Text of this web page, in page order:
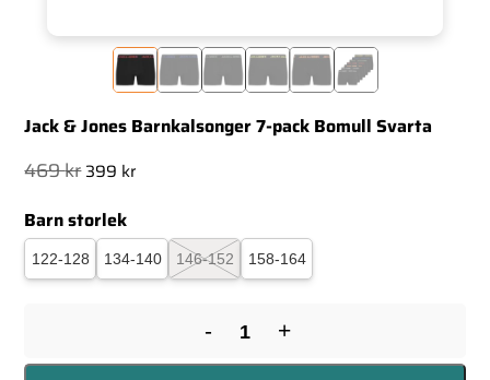
Jack & Jones Barnkalsonger 7-pack Bomull Svarta
469krDet
priset
var:
469 kr.
399 kr
är:
399 kr.
Barn storlek
122-128 134-140 146-152 158-164
- +